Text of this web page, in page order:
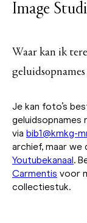
Image
Waar kan ik
Je kan foto’s
via bib1@kmkg-
archief, maar we
Youtubekanaal.
Carmentis voor
collectiestuk.